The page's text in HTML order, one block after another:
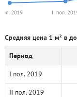
2019 II пол.
Средняя цена 1 м² в
Период
I пол. 2019
II пол. 2019